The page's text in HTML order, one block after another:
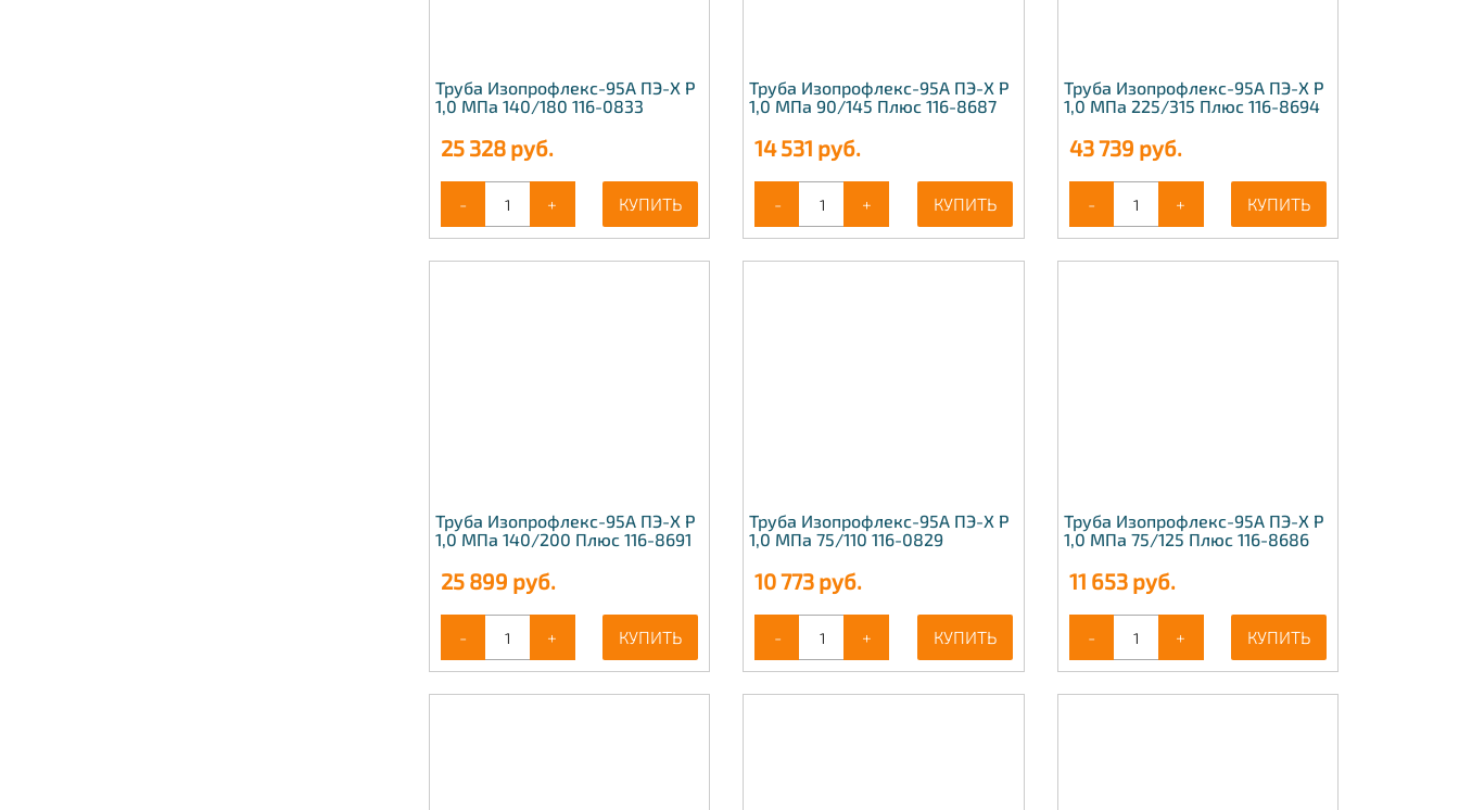
Труба Изопрофлекс-95А ПЭ-Х Р
1,0 МПа 140/180 116-0833
25 328руб.
- + КУПИТЬ
Труба Изопрофлекс-95А ПЭ-Х Р
1,0 МПа 90/145 Плюс 116-8687
14 531 руб.
- + КУПИТЬ
Труба Изопрофлекс-95А ПЭ-Х Р
1,0 МПа 225/315 Плюс 116-8694
43 739 руб.
- + КУПИТЬ
Труба Изопрофлекс-95А ПЭ-Х Р
1,0 МПа 140/200 Плюс 116-8691
25 899 руб.
- + КУПИТЬ
Труба Изопрофлекс-95А ПЭ-Х Р
1,0 МПа 75/110 116-0829
10 773 руб.
- + КУПИТЬ
Труба Изопрофлекс-95А ПЭ-Х Р
1,0 МПа 75/125 Плюс 116-8686
11 653руб.
- + КУПИТЬ